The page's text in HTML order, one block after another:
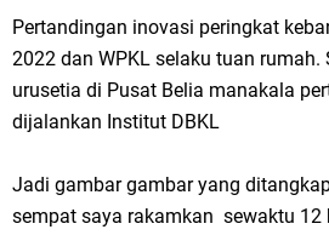
Pertandingan inovasi peringkat
2022 dan WPKL selaku tuan rumah.
urusetia di Pusat Belia manakala
dijalankan Institut DBKL
Jadi gambar gambar yang
sempat saya rakamkan sewaktu 12